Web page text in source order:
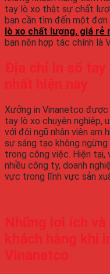
tay lò xo thật sự chất
bạn cần tìm đến một đơn
lò xo chất lượng, giá rẻ
bạn nên hợp tác chính là
Địa chỉ in sổ
nhất hiện nay
Xưởng in Vinanetco
tay lò xo chuyên nghiệp,
với đội ngũ nhân viên am
sự sáng tạo không
trong công việc. Hiện
nhiều công ty, doanh
vực trong lĩnh vực sản
Những lợi ích
khách hàng khi
Vinanetco